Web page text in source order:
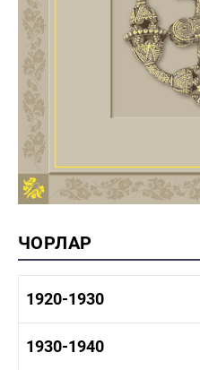
ЧОРЛАР
1920-1930
1920-1930 тарих
1930-1940